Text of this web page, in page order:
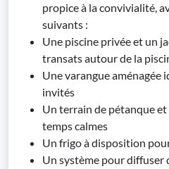
propice à la convivialité,
suivants :
Une piscine privée et un
transats autour de la
Une varangue aménagée
invités
Un terrain de pétanque
temps calmes
Un frigo à disposition
Un système pour diffuser